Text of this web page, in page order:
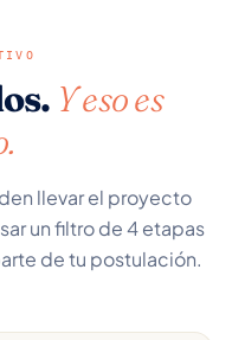
Y eso es
llevar el proyecto
un filtro de 4 etapas
de tu postulación.